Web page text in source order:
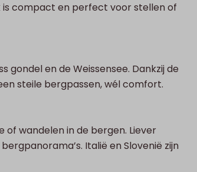
is compact en perfect voor stellen of
gondel en de Weissensee. Dankzij de
steile bergpassen, wél comfort.
of wandelen in de bergen. Liever
Italië en Slovenië zijn